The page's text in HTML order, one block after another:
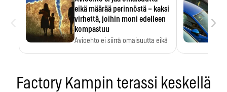
eikä määrää perinnöstä – kaksi
virhettä, joihin moni edelleen
kompastuu
Avioehto ei siirrä omaisuutta eikä
›
Factory Kampin terassi keskellä